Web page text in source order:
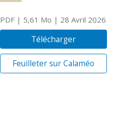
PDF| 5,61 Mo | 28 Avril 2026
Télécharger
Feuilleter sur Calaméo